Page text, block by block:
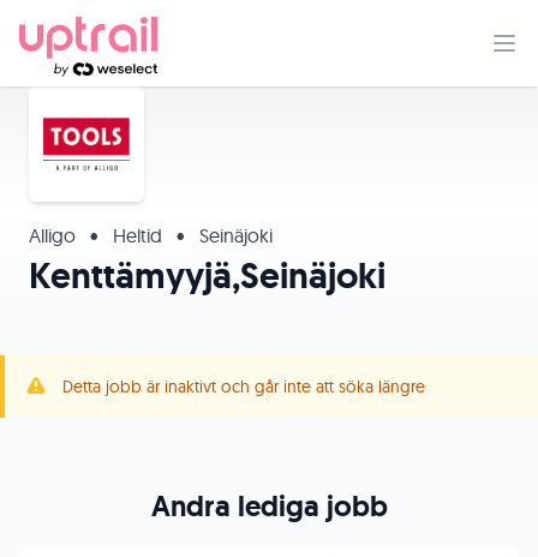
Alligo • Heltid • Seinäjoki
Kenttämyyjä,Seinäjoki
Detta jobb är inaktivt och går inte att söka längre
Andra lediga jobb